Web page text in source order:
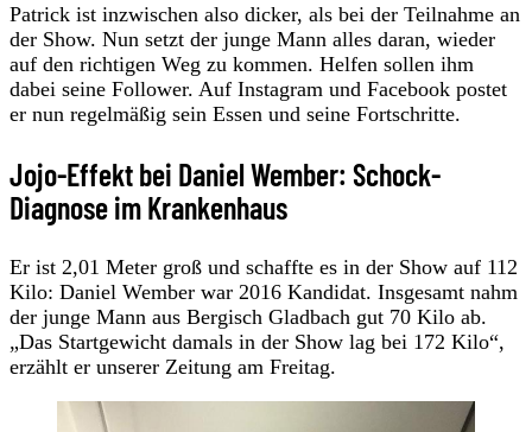
Patrick ist inzwischen also dicker, als bei der Teilnahme an
der Show. Nun setzt der junge Mann alles daran, wieder
auf den richtigen Weg zu kommen. Helfen sollen ihm
dabei seine Follower. Auf Instagram und Facebook postet
er nun regelmäßig sein Essen und seine Fortschritte.
Jojo-Effekt bei Daniel Wember: Schock-
Diagnose im Krankenhaus
Er ist 2,01 Meter groß und schaffte es in der Show auf 112
Kilo: Daniel Wember war 2016 Kandidat. Insgesamt nahm
der junge Mann aus Bergisch Gladbach gut 70 Kilo ab.
„Das Startgewicht damals in der Show lag bei 172 Kilo“,
erzählt er unserer Zeitung am Freitag.